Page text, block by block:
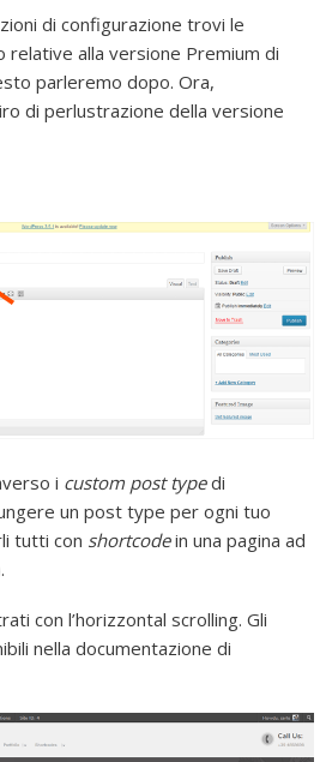
di configurazione trovi le
relative alla versione Premium di
parleremo dopo. Ora,
di perlustrazione della versione
i custom post typedi
un post type per ogni tuo
tutti con shortcodein una pagina ad
con l’horizzontal scrolling. Gli
nella documentazione di